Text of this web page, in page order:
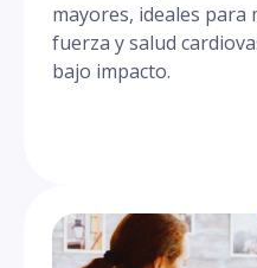
mayores, ideales para
fuerza y salud
bajo impacto.